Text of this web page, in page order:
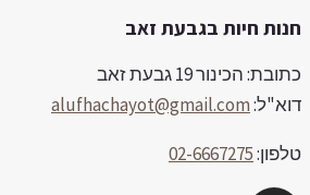
חיות בגבעת זאב
הכינור 19 גבעת זאב
alufhachayot@gmail.com
02-6667275